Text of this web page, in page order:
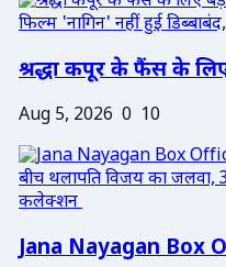
श्रद्धा कपूर के फैंस के
Aug 5, 2026 0 10
Jana Nayagan Box